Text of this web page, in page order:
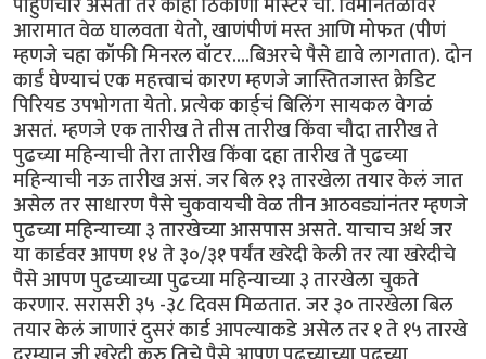
आरामात वेळ घालवता येतो, खाणंपीणं मस्त आणि मोफत (पीणं
म्हणजे चहा कॉफी मिनरल वॉटर....बिअरचे पैसे द्यावे लागतात). दोन
कार्डं घेण्याचं एक महत्त्वाचं कारण म्हणजे जास्तितजास्त क्रेडिट
पिरियड उपभोगता येतो. प्रत्येक कार्ड्चं बिलिंग सायकल वेगळं
असतं. म्हणजे एक तारीख ते तीस तारीख किंवा चौदा तारीख ते
पुढच्या महिन्याची तेरा तारीख किंवा दहा तारीख ते पुढच्या
महिन्याची नऊ तारीख असं. जर बिल १३ तारखेला तयार केलं जात
असेल तर साधारण पैसे चुकवायची वेळ तीन आठवड्यांनंतर म्हणजे
पुढच्या महिन्याच्या ३ तारखेच्या आसपास असते. याचाच अर्थ जर
या कार्डवर आपण १४ ते ३०/३१ पर्यंत खरेदी केली तर त्या खरेदीचे
पैसे आपण पुढच्याच्या पुढच्या महिन्याच्या ३ तारखेला चुकते
करणार. सरासरी ३५ -३८ दिवस मिळतात. जर ३० तारखेला बिल
तयार केलं जाणारं दुसरं कार्ड आपल्याकडे असेल तर १ ते १५ तारखे